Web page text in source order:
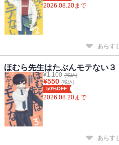
2026.08.20まで
あらす
ほむら先生はたぶんモテない３
¥1,100 (税込)
¥550 (税込)
50%OFF
2026.08.20まで
あらす